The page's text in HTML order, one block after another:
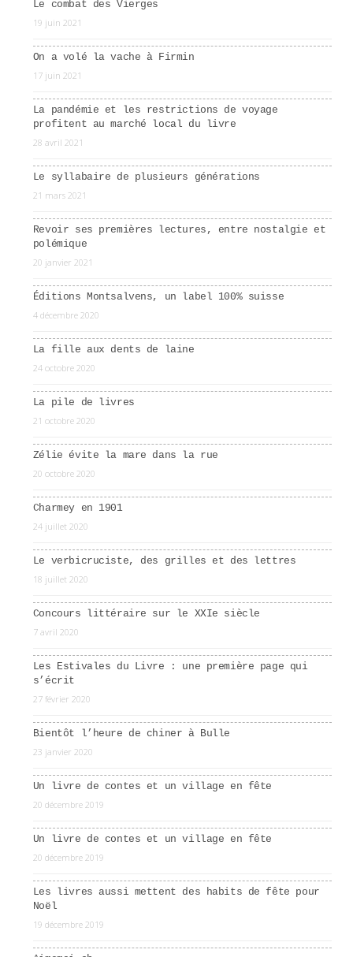
Le combat des Vierges
19 juin 2021
On a volé la vache à Firmin
17 juin 2021
La pandémie et les restrictions de voyage
profitent au marché local du livre
28 avril 2021
Le syllabaire de plusieurs générations
21 mars 2021
Revoir ses premières lectures, entre nostalgie et
polémique
20 janvier 2021
Éditions Montsalvens, un label 100% suisse
4 décembre 2020
La fille aux dents de laine
24 octobre 2020
La pile de livres
21 octobre 2020
Zélie évite la mare dans la rue
20 octobre 2020
Charmey en 1901
24 juillet 2020
Le verbicruciste, des grilles et des lettres
18 juillet 2020
Concours littéraire sur le XXIe siècle
7 avril 2020
Les Estivales du Livre : une première page qui
s’écrit
27 février 2020
Bientôt l’heure de chiner à Bulle
23 janvier 2020
Un livre de contes et un village en fête
20 décembre 2019
Un livre de contes et un village en fête
20 décembre 2019
Les livres aussi mettent des habits de fête pour
Noël
19 décembre 2019